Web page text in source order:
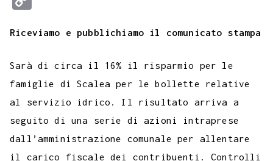
e
o
o
k
t
e
r
t
A
p
e
r
a
m
s
g
e
t
r
e
s
t
k
d
I
n
k
t
b
r
i
p
y
L
i
n
k
Riceviamo e pubblichiamo il comunicato stampa
Sarà di circa il 16% il risparmio per le
famiglie di Scalea per le bollette relative
al servizio idrico. Il risultato arriva a
seguito di una serie di azioni intraprese
dall’amministrazione comunale per allentare
il carico fiscale dei contribuenti. Controlli